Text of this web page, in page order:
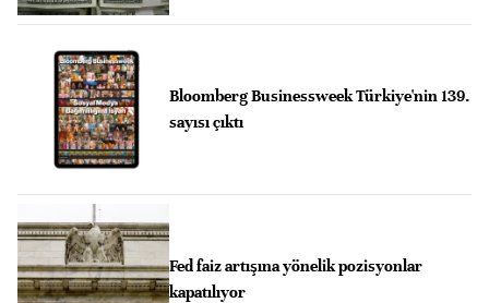
Bloomberg Businessweek Türkiye'nin 139.
sayısı çıktı
Fed faiz artışına yönelik pozisyonlar
kapatılıyor